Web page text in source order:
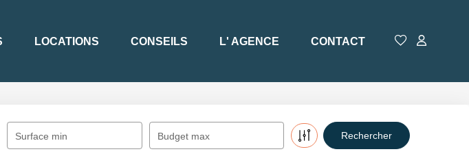
LOCATIONS CONSEILS L' AGENCE CONTACT
Surface min Budget max